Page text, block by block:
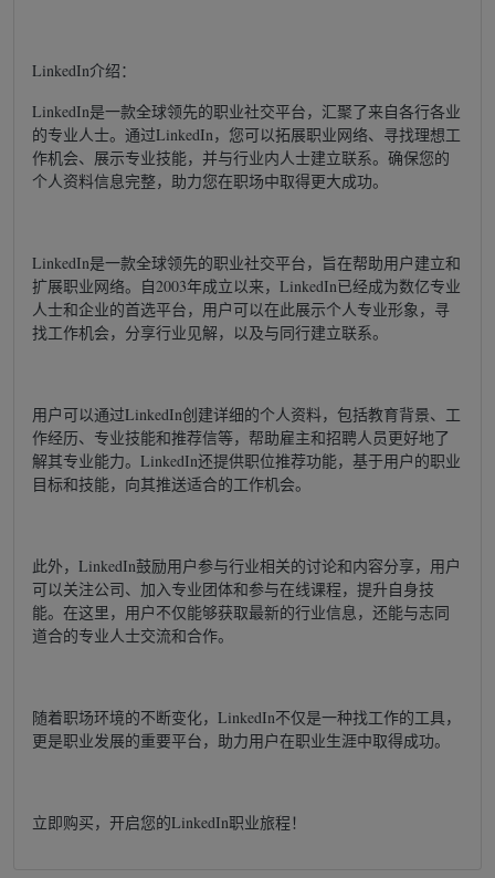
LinkedIn介绍：
LinkedIn是一款全球领先的职业社交平台，汇聚了来自各行各业
的专业人士。通过LinkedIn，您可以拓展职业网络、寻找理想工
作机会、展示专业技能，并与行业内人士建立联系。确保您的
个人资料信息完整，助力您在职场中取得更大成功。
LinkedIn是一款全球领先的职业社交平台，旨在帮助用户建立和
扩展职业网络。自2003年成立以来，LinkedIn已经成为数亿专业
人士和企业的首选平台，用户可以在此展示个人专业形象，寻
找工作机会，分享行业见解，以及与同行建立联系。
用户可以通过LinkedIn创建详细的个人资料，包括教育背景、工
作经历、专业技能和推荐信等，帮助雇主和招聘人员更好地了
解其专业能力。LinkedIn还提供职位推荐功能，基于用户的职业
目标和技能，向其推送适合的工作机会。
此外，LinkedIn鼓励用户参与行业相关的讨论和内容分享，用户
可以关注公司、加入专业团体和参与在线课程，提升自身技
能。在这里，用户不仅能够获取最新的行业信息，还能与志同
道合的专业人士交流和合作。
随着职场环境的不断变化，LinkedIn不仅是一种找工作的工具，
更是职业发展的重要平台，助力用户在职业生涯中取得成功。
立即购买，开启您的LinkedIn职业旅程！